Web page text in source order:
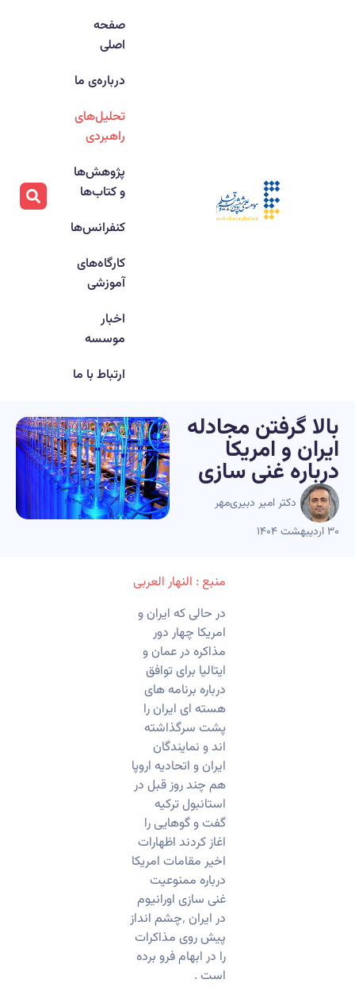
صفحه
اصلی
درباره‌ی ما
تحلیل‌های
راهبردی
پژوهش‌ها
و کتاب‌ها
کنفرانس‌ها
کارگاه‌های
آموزشی
اخبار
موسسه
ارتباط با ما
بالا گرفتن مجادله
ایران و امریکا
درباره غنی سازی
دکتر امیر دبیری‌مهر
۳۰ اردیبهشت ۱۴۰۴
منبع : النهار العربی
در حالی که ایران و
امریکا چهار دور
مذاکره در عمان و
ایتالیا برای توافق
درباره برنامه های
هسته ای ایران را
پشت سرگذاشته
اند و نمایندگان
ایران و اتحادیه اروپا
هم چند روز قبل در
استانبول ترکیه
گفت و گوهایی را
اغاز کردند اظهارات
اخیر مقامات امریکا
درباره ممنوعیت
غنی سازی اورانیوم
در ایران ٬چشم انداز
پیش روی مذاکرات
را در ابهام فرو برده
است .